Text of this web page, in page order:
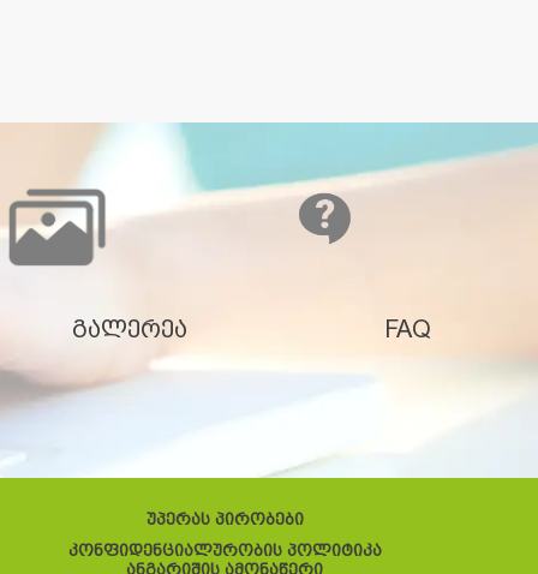
გალერეა FAQ
უპერას პირობები
კონფიდენციალურობის პოლიტიკა
ანგარიშის ამონაწერი